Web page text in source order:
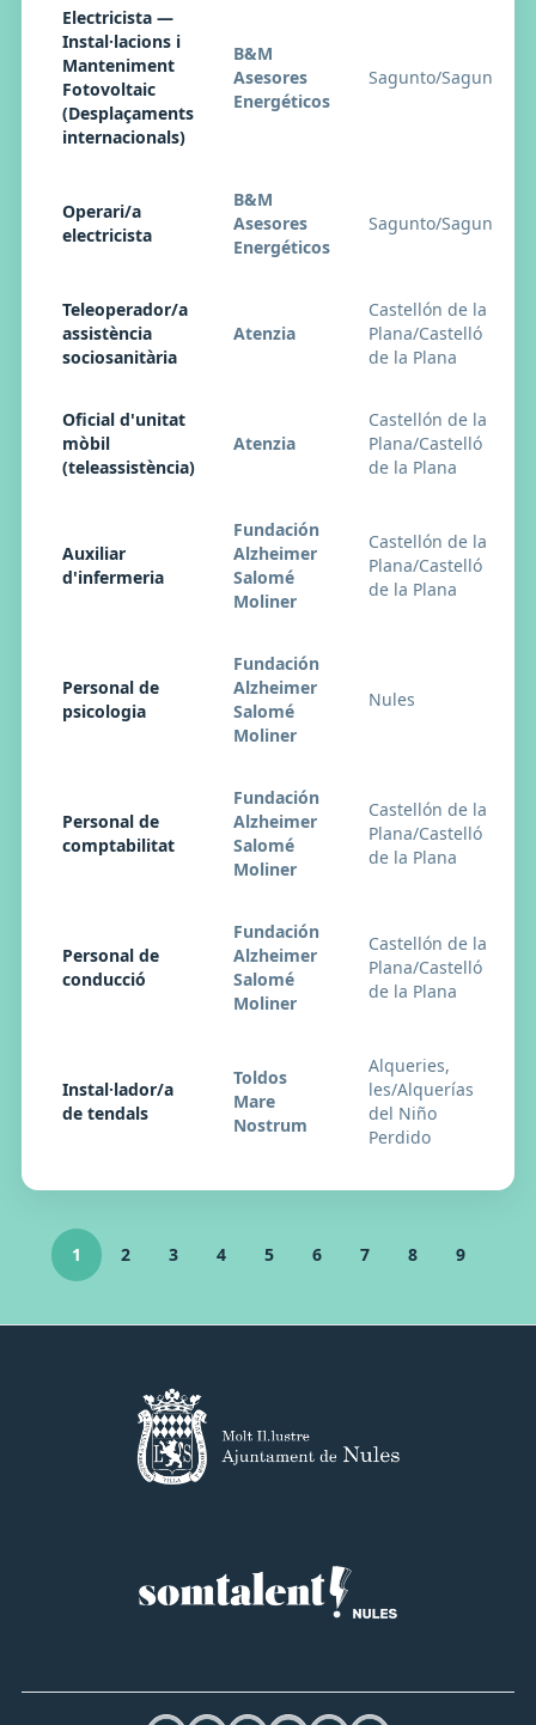
Electricista —
Instal·lacions i
Manteniment
Fotovoltaic
(Desplaçaments
internacionals)
B&M
Asesores
Energéticos
Sagunto/Sagunt
Operari/a
electricista
B&M
Asesores
Energéticos
Sagunto/Sagunt
Teleoperador/a
assistència
sociosanitària
Atenzia
Castellón de la
Plana/Castelló
de la Plana
Oficial d'unitat
mòbil
(teleassistència)
Atenzia
Castellón de la
Plana/Castelló
de la Plana
Auxiliar
d'infermeria
Fundación
Alzheimer
Salomé
Moliner
Castellón de la
Plana/Castelló
de la Plana
Personal de
psicologia
Fundación
Alzheimer
Salomé
Moliner
Nules
Personal de
comptabilitat
Fundación
Alzheimer
Salomé
Moliner
Castellón de la
Plana/Castelló
de la Plana
Personal de
conducció
Fundación
Alzheimer
Salomé
Moliner
Castellón de la
Plana/Castelló
de la Plana
Instal·lador/a
de tendals
Toldos
Mare
Nostrum
Alqueries,
les/Alquerías
del Niño
Perdido
1 2 3 4 5 6 7 8 9